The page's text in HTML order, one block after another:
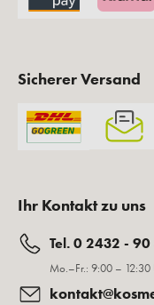
Sicherer Versand
Ihr Kontakt zu uns
Tel. 0 2432 -
Mo.–Fr.: 9:00 – 12:30